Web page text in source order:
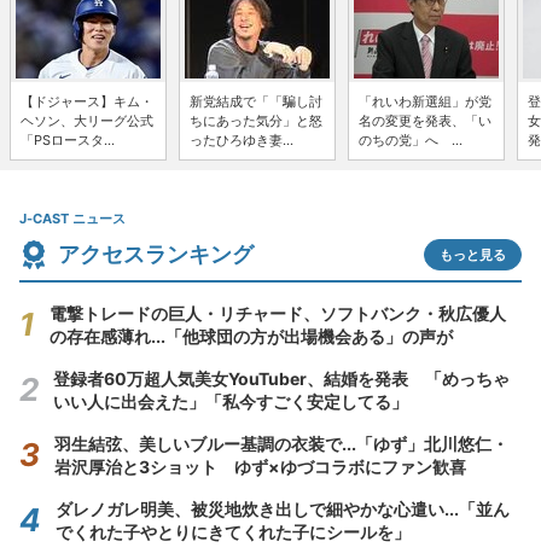
【ドジャース】キム・
ヘソン、大リーグ公式
「PSロースタ...
新党結成で「「騙し討
ちにあった気分」と怒
ったひろゆき妻...
「れいわ新選組」が党
名の変更を発表、「い
のちの党」へ ...
J-CAST ニュース
アクセスランキング もっと見る
電撃トレードの巨人・リチャード、ソフトバンク・秋広優人
の存在感薄れ...「他球団の方が出場機会ある」の声が
登録者60万超人気美女YouTuber、結婚を発表 「めっちゃ
いい人に出会えた」「私今すごく安定してる」
羽生結弦、美しいブルー基調の衣装で...「ゆず」北川悠仁・
岩沢厚治と3ショット ゆず×ゆづコラボにファン歓喜
ダレノガレ明美、被災地炊き出しで細やかな心遣い...「並ん
でくれた子やとりにきてくれた子にシールを」